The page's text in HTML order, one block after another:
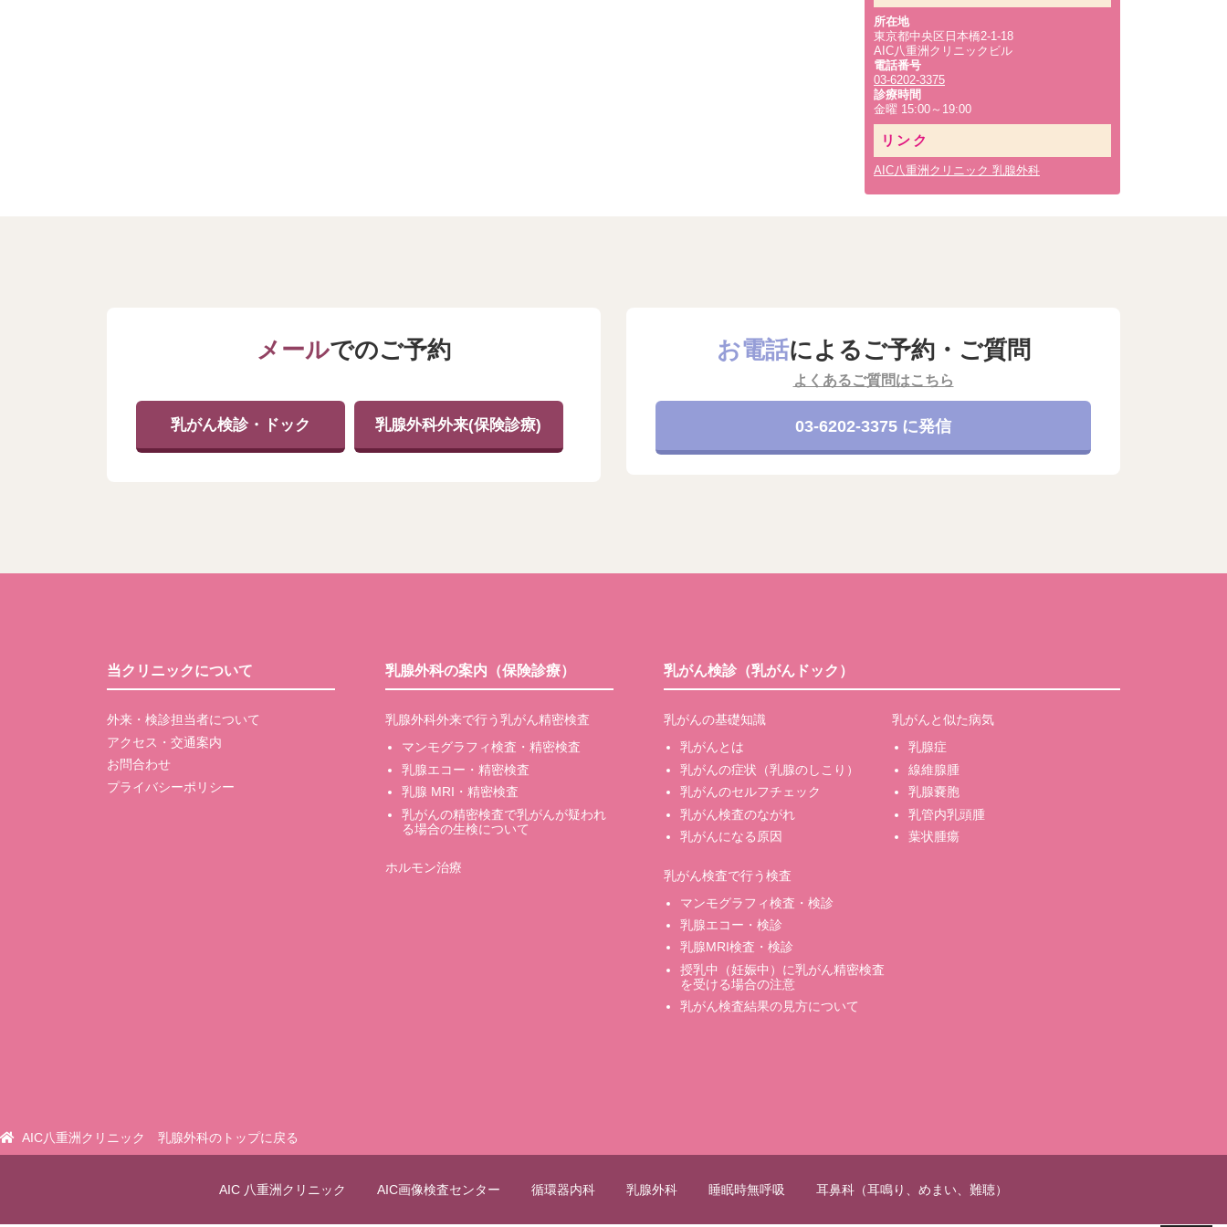
超音波検査（エコー）は、マンモグラフィーよりがんを見つけ出せるって本当？？
悲しきネット記事
所在地
東京都中央区日本橋2-1-18
AIC八重洲クリニックビル
電話番号
03-6202-3375
診療時間
金曜 15:00～19:00
リンク
AIC八重洲クリニック 乳腺外科
メールでのご予約
乳がん検診・ドック 乳腺外科外来(保険診療)
お電話によるご予約・ご質問
よくあるご質問はこちら
03-6202-3375 に発信
当クリニックについて
外来・検診担当者について
アクセス・交通案内
お問合わせ
プライバシーポリシー
乳腺外科の案内（保険診療）
乳腺外科外来で行う乳がん精密検査
マンモグラフィ検査・精密検査
乳腺エコー・精密検査
乳腺 MRI・精密検査
乳がんの精密検査で乳がんが疑われ
る場合の生検について
ホルモン治療
乳がん検診（乳がんドック）
乳がんの基礎知識
乳がんとは
乳がんの症状（乳腺のしこり）
乳がんのセルフチェック
乳がん検査のながれ
乳がんになる原因
乳がんと似た病気
乳腺症
線維腺腫
乳腺嚢胞
乳管内乳頭腫
葉状腫瘍
乳がん検査で行う検査
マンモグラフィ検査・検診
乳腺エコー・検診
乳腺MRI検査・検診
授乳中（妊娠中）に乳がん精密検査
を受ける場合の注意
乳がん検査結果の見方について
AIC八重洲クリニック 乳腺外科のトップに戻る
AIC 八重洲クリニック AIC画像検査センター 循環器内科 乳腺外科 睡眠時無呼吸 耳鼻科（耳鳴り、めまい、難聴）